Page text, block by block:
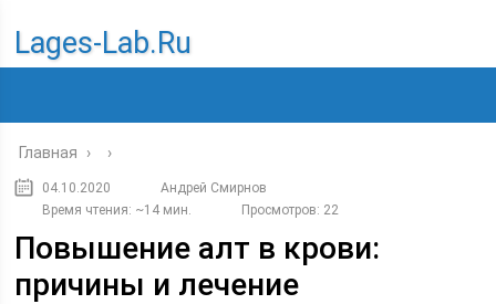
Lages-Lab.ru
Главная › ›
04.10.2020
Андрей Смирнов
Время чтения: ~14 мин.
Просмотров: 22
Повышение алт в крови:
причины и лечение